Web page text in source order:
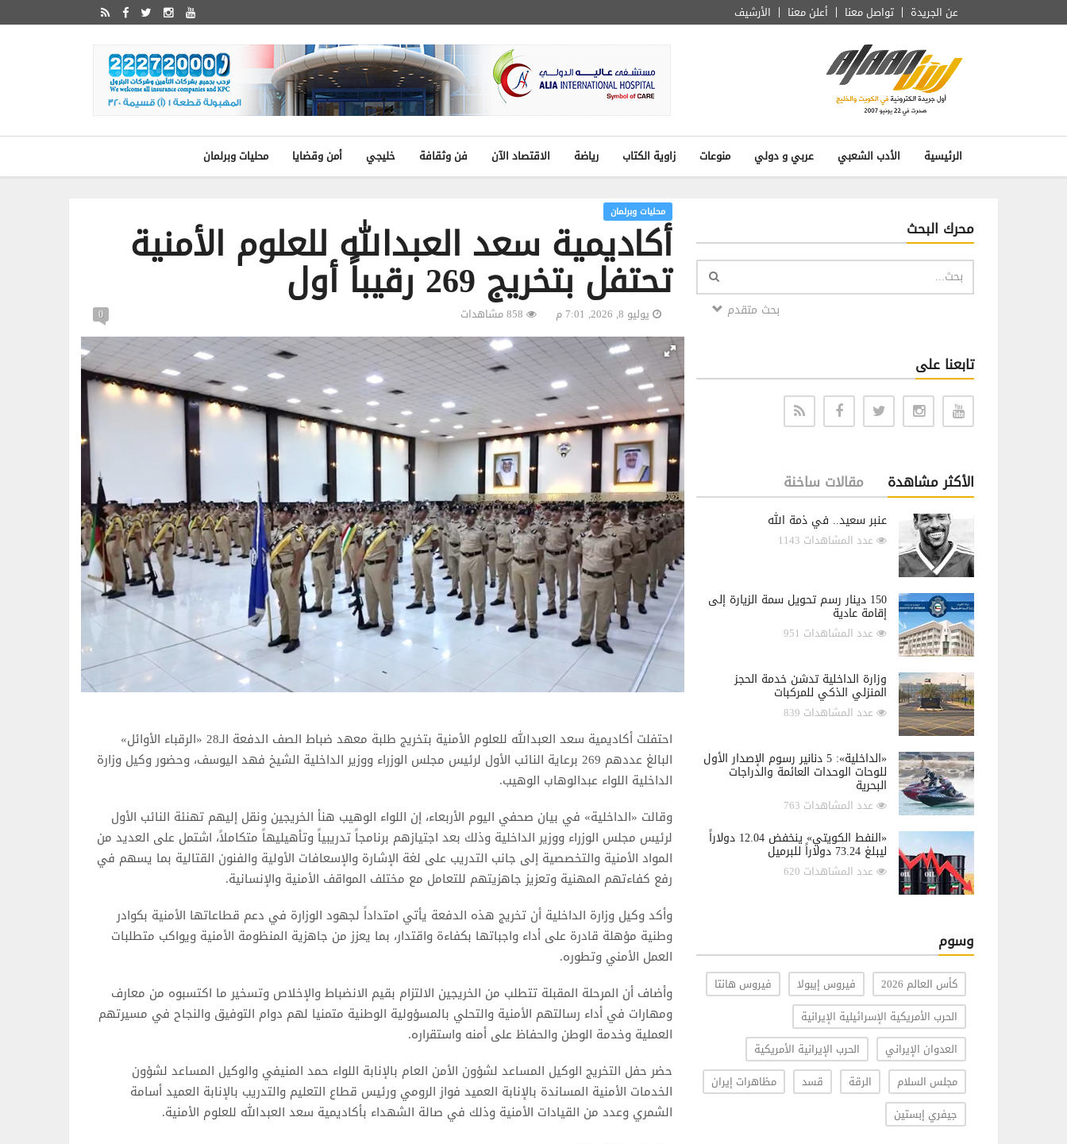
الأرشيف أعلن معنا تواصل معنا عن الجريدة
محليات وبرلمان أمن وقضايا خليجي فن وثقافة الاقتصاد الآن رياضة زاوية الكتاب منوعات عربي و دولي الأدب الشعبي الرئيسية
أكاديمية سعد العبدالله للعلوم الأمنية
تحتفل بتخريج 269 رقيباً أول
محليات وبرلمان
يوليو 8, 2026, 7:01 م 0
احتفلت أكاديمية سعد العبدالله للعلوم الأمنية بتخريج طلبة معهد ضباط الصف الدفعة الـ28 «الرقباء الأوائل»
البالغ عددهم 269 برعاية النائب الأول لرئيس مجلس الوزراء ووزير الداخلية الشيخ فهد اليوسف، وحضور وكيل وزارة
الداخلية اللواء عبدالوهاب الوهيب.
وقالت «الداخلية» في بيان صحفي اليوم الأربعاء، إن اللواء الوهيب هنأ الخريجين ونقل إليهم تهنئة النائب الأول
لرئيس مجلس الوزراء ووزير الداخلية وذلك بعد اجتيازهم برنامجاً تدريبياً وتأهيليهاً متكاملاً، اشتمل على العديد من
المواد الأمنية والتخصصية إلى جانب التدريب على لغة الإشارة والإسعافات الأولية والفنون القتالية بما يسهم في
رفع كفاءتهم المهنية وتعزيز جاهزيتهم للتعامل مع مختلف المواقف الأمنية والإنسانية.
وأكد وكيل وزارة الداخلية أن تخريج هذه الدفعة يأتي امتداداً لجهود الوزارة في دعم قطاعاتها الأمنية بكوادر
وطنية مؤهلة قادرة على أداء واجباتها بكفاءة واقتدار، بما يعزز من جاهزية المنظومة الأمنية ويواكب متطلبات
العمل الأمني وتطوره.
وأضاف أن المرحلة المقبلة تتطلب من الخريجين الالتزام بقيم الانضباط والإخلاص وتسخير ما اكتسبوه من معارف
ومهارات في أداء رسالتهم الأمنية والتحلي بالمسؤولية الوطنية متمنيا لهم دوام التوفيق والنجاح في مسيرتهم
العملية وخدمة الوطن والحفاظ على أمنه واستقراره.
حضر حفل التخريج الوكيل المساعد لشؤون الأمن العام بالإنابة اللواء حمد المنيفي والوكيل المساعد لشؤون
الخدمات الأمنية المساندة بالإنابة العميد فواز الرومي ورئيس قطاع التعليم والتدريب بالإنابة العميد أسامة
الشمري وعدد من القيادات الأمنية وذلك في صالة الشهداء بأكاديمية سعد العبدالله للعلوم الأمنية.
محرك البحث
بحث متقدم
تابعنا على
الأكثر مشاهدة مقالات ساخنة
عنبر سعيد.. في ذمة الله
عدد المشاهدات 1143
150 دينار رسم تحويل سمة الزيارة إلى
إقامة عادية
عدد المشاهدات 951
وزارة الداخلية تدشن خدمة الحجز
المنزلي الذكي للمركبات
عدد المشاهدات 839
«الداخلية»: 5 دنانير رسوم الإصدار الأول
للوحات الوحدات العائمة والدراجات
البحرية
عدد المشاهدات 763
«النفط الكويتي» ينخفض 12.04 دولاراً
ليبلغ 73.24 دولاراً للبرميل
عدد المشاهدات 620
وسوم
كأس العالم 2026 فيروس إيبولا
فيروس هانتا
الحرب الأمريكية الإسرائيلية الإيرانية
العدوان الإيراني
الحرب الإيرانية الأمريكية
مجلس السلام
الرقة قسد
مظاهرات إيران
جيفري إبستين